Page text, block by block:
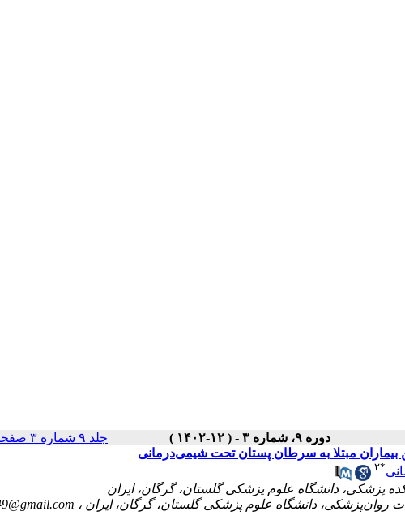
دوره ۹، شماره ۳ - ( ۱۲-۱۴۰۲ ) جلد ۹ شماره ۳ صفحات ۲۶۳-۲۵۳
مبتلا به سرطان پستان تحت شیمی‌درمانی
*۲